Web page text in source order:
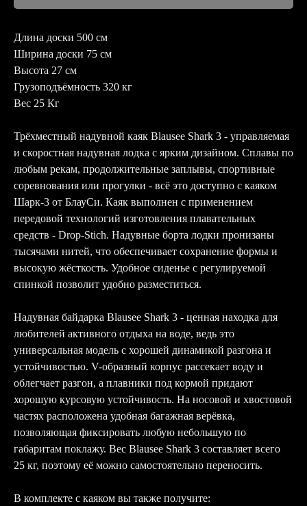
Длина доски 500 см
Ширина доски 75 см
Высота 27 см
Грузоподъёмность 320 кг
Вес 25 Кг
Трёхместный надувной каяк Blausee Shark 3 - управляемая
и скоростная надувная лодка с ярким дизайном. Сплавы по
любым рекам, продолжительные заплывы, спортивные
соревнования или прогулки - всё это доступно с каяком
Шарк-3 от БлауСи. Каяк выполнен с применением
передовой технологий изготовления плавательных
средств - Drop-Stich. Надувные борта лодки пронизаны
тысячами нитей, что обеспечивает сохранение формы и
высокую жёсткость. Удобное сиденье с регулируемой
спинкой позволит удобно разместиться.
Надувная байдарка Blausee Shark 3 - ценная находка для
любителей активного отдыха на воде, ведь это
универсальная модель с хорошей динамикой разгона и
устойчивостью. V-образный корпус рассекает воду и
облегчает разгон, а плавники под кормой придают
хорошую курсовую устойчивость. На носовой и хвостовой
частях расположена удобная багажная верёвка,
позволяющая фиксировать любую небольшую по
габаритам поклажу. Вес Blausee Shark 3 составляет всего
25 кг, поэтому её можно самостоятельно переносить.
В комплекте с каяком вы также получите: